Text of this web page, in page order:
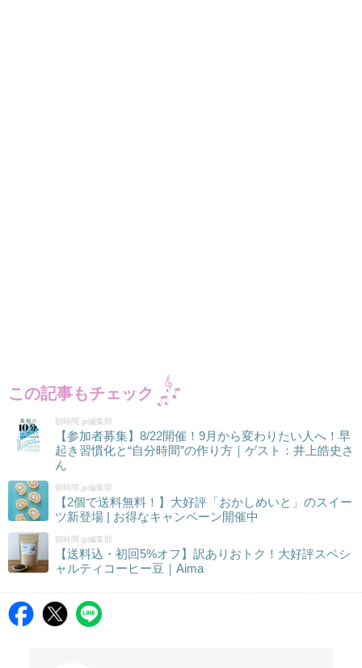
この記事もチェック
朝時間.jp編集部
【参加者募集】8/22開催！9月から変わりたい人へ！早
起き習慣化と“自分時間”の作り方｜ゲスト：井上皓史さ
ん
朝時間.jp編集部
【2個で送料無料！】大好評「おかしめいと」のスイー
ツ新登場 | お得なキャンペーン開催中
朝時間.jp編集部
【送料込・初回5%オフ】訳ありおトク！大好評スペシ
ャルティコーヒー豆｜Aima